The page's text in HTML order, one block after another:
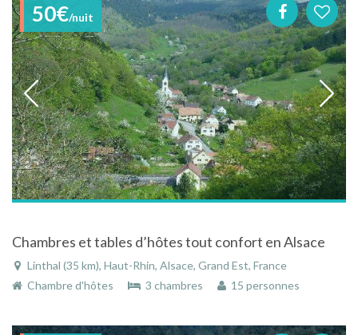
50€/nuit
Chambres et tables d’hôtes tout confort en Alsace
Linthal (35 km), Haut-Rhin, Alsace, Grand Est, France
Chambre d'hôtes
3 chambres 15 personnes